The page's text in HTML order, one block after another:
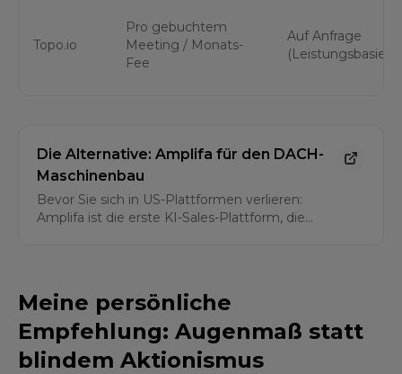
Topo.io
Pro gebuchtem
Meeting / Monats-
Fee
Auf Anfrage
(Leistungsbasiert)
Die Alternative: Amplifa für den DACH-
Maschinenbau
Bevor Sie sich in US-Plattformen verlieren:
Amplifa ist die erste KI-Sales-Plattform, die
erhalten Sie präzise Leads und Kaufsignale aus
Ihrer Zielbranche. Mit Daten und einer Sprache,
die der deutsche Mittelstand versteht.
Meine persönliche
Empfehlung: Augenmaß statt
blindem Aktionismus